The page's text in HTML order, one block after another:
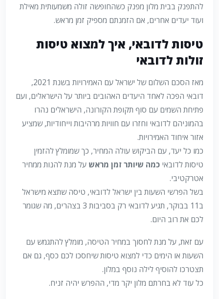
להתפנק בבית מלון מפנק כשהחופשה זולה משמעותית מאילת
ועוד יעדים אחרים, אם הזמנתם מספיק זמן מראש.
טיסות לדובאי, איך למצוא טיסות
זולות לדובאי
מאז הסכם השלום של ישראל עם האמירויות בשנת 2021,
דובאי הפכה לאחד היעדים האהובים ביותר על הישראלים, ועם
פתיחת השמים עם סוף תקופת הקורונה, הישראלים נהרו
בהמוניהם לדובאי וחזרו עם חוויות מרהיבות וייחודיות, שמציע
אזור איחוד האמירויות.
כמו כל יעד, עם הביקוש עולה המחיר, כך שמומלץ להזמין
טיסות לדובאי כמה שיותר זמן מראש על מנת להנות ממחיר
אטרקטיבי.
בשל הפרשי השעות בין ישראל לדובאי, טיסה שתצא מישראל
ב11 בבוקר, תגיע לדובאי רק בסביבות 3 בצהרים, מה שגומר
לכם את רוב היום.
עם זאת, על מנת לחסוך במחיר הטיסה, מומלץ להתגמש עם
השעות או הימים כדי למצוא טיסות שיחסכו לכם כסף, גם אם
תצטרכו להוסיף לילה נוסף במלון.
כל עוד לא בחרתם מלון יקר מדי, ההפרש יהיה זניח.